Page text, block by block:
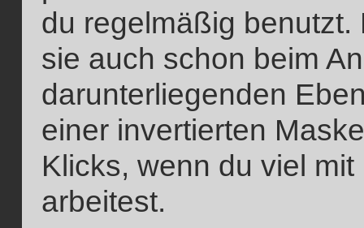
du regelmäßig
sie auch schon beim
darunterliegenden
einer invertierten
Klicks, wenn du viel
arbeitest.